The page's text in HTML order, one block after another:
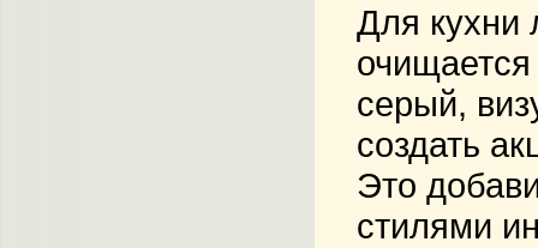
Для кухни
серый,
создать
Это
стилями